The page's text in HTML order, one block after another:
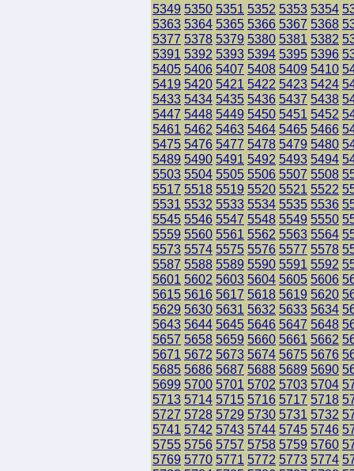
5349 5350 5351 5352 5353 5354
5363 5364 5365 5366 5367 5368
5377 5378 5379 5380 5381 5382
5391 5392 5393 5394 5395 5396
5405 5406 5407 5408 5409 5410
5419 5420 5421 5422 5423 5424
5433 5434 5435 5436 5437 5438
5447 5448 5449 5450 5451 5452
5461 5462 5463 5464 5465 5466
5475 5476 5477 5478 5479 5480
5489 5490 5491 5492 5493 5494
5503 5504 5505 5506 5507 5508
5517 5518 5519 5520 5521 5522
5531 5532 5533 5534 5535 5536
5545 5546 5547 5548 5549 5550
5559 5560 5561 5562 5563 5564
5573 5574 5575 5576 5577 5578
5587 5588 5589 5590 5591 5592
5601 5602 5603 5604 5605 5606
5615 5616 5617 5618 5619 5620
5629 5630 5631 5632 5633 5634
5643 5644 5645 5646 5647 5648
5657 5658 5659 5660 5661 5662
5671 5672 5673 5674 5675 5676
5685 5686 5687 5688 5689 5690
5699 5700 5701 5702 5703 5704
5713 5714 5715 5716 5717 5718
5727 5728 5729 5730 5731 5732
5741 5742 5743 5744 5745 5746
5755 5756 5757 5758 5759 5760
5769 5770 5771 5772 5773 5774